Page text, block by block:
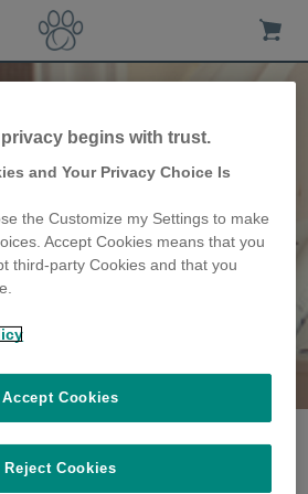
Familie
ihre Geschichte
begins with trust.
and Your Privacy Choice Is
the Customize my Settings to make
Accept Cookies means that you
third-party Cookies and that you
Reject Cookies
Accept Cookies